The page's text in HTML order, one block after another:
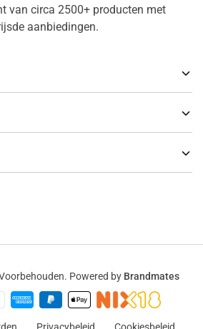
van circa 2500+ producten met
aanbiedingen.
Powered by Brandmates
Privacybeleid Cookiesbeleid